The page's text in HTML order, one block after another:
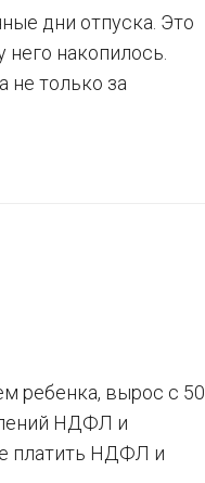
дни отпуска. Это
накопилось.
не только за
ребенка, вырос с 50
НДФЛ и
платить НДФЛ и